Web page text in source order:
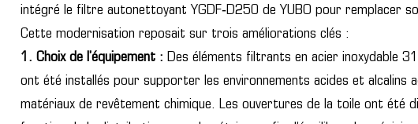
intégré le filtre autonettoyant YGDF‑D250 de YUBO pour remplacer
Cette modernisation reposait sur trois améliorations clés :
1. Choix de l’équipement : Des éléments filtrants en acier inoxydable
ont été installés pour supporter les environnements acides et alcalins
matériaux de revêtement chimique. Les ouvertures de la toile ont été